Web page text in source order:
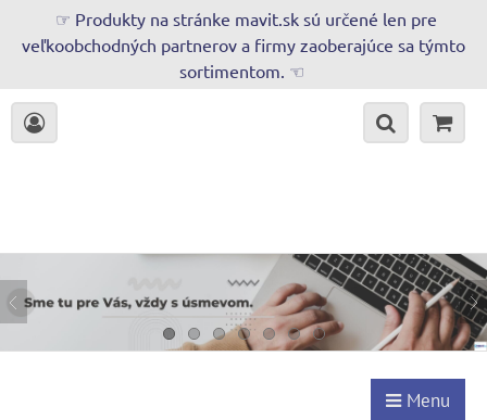
☞ Produkty na stránke mavit.sk sú určené len pre
veľkoobchodných partnerov a firmy zaoberajúce sa týmto
sortimentom. ☜
Menu